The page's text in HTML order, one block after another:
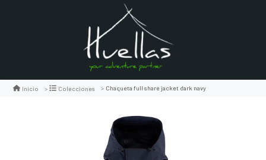
Inicio Colecciones Chaqueta full share jacket dark navy